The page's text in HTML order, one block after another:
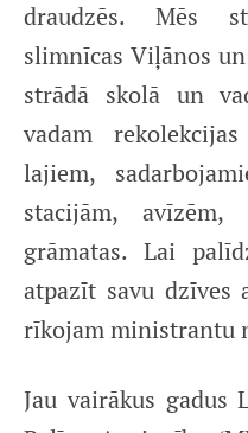
draudzēs. Mēs
slimnīcas Viļānos
strādā skolā un
vadam
lajiem,
stacijām,
grāmatas. Lai
atpazīt savu dzīves
rīkojam ministrantu
Jau vairākus gadus